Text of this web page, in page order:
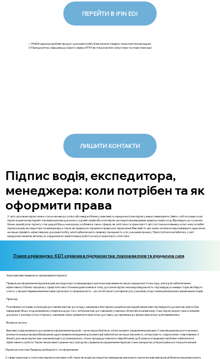
ПЕРЕЙТИ В IFIN EDI
✅ iFinEDI наразі розробляє продукт документообігу Електронної товарно-транспортної накладної.
💡Приєднуйтесь першими до нового сервісу ЕТТН: як тільки ми його запустимо та сповістимо вас!
ЛИШИТИ КОНТАКТИ
Підпис водія, експедитора,
менеджера: коли потрібен та як
оформити права
У світі, де кожен підпис може стати ключем до успіху або невдачі бізнесу, важливість юридичної сили підпису важко переоцінити. Уявіть собі ситуацію, коли
підпис водія на накладній стає вирішальним доказом у судовій справі або коли підпис експедитора відкриває двері до нових угод. Відповідно до сучасних
бізнес-реалій, роль підпису стає дедалі більш значущою, особливо в таких сферах, як логістика та транспорт. У цій статті ми розглянемо, коли і чому потрібні
підписи водія, експедитора та менеджера, а також як правильно оформити права на їх підписання. Важливість цих знань не можна недооцінювати, адже вони
не лише сприяють ефективному документообігу, але й забезпечують правову захищеність усіх учасників процесу. Приготуйтеся заглибитись у світ
юридичних нюансів, які можуть кардинально змінити вашу роботу в галузі транспорту і логістики.
Повне керівництво: КЕП керівника підприємства: повноваження та юридична сила
Чому важливо правильно оформлювати підписи
Правильне оформлення підписів водія, експедитора та менеджера є критично важливим не лише з юридичної точки зору, але й для забезпечення
ефективності бізнес-процесів у сфері логістики. Основна ідея полягає в тому, що кожен підпис несе відповідальність і підтверджує наміри сторін, які беруть
участь у процесі перевезення вантажів. Це не просто формальність – це спосіб захисту інтересів усіх учасників угоди і зменшення ризику виникнення спорів.
Приклад
Розглянемо ситуацію, коли водій доставляє вантаж до складу замовника. Без підпису водія на накладній неможливо підтвердити, що вантаж дійсно був
переданий. Якщо згодом виникне суперечка щодо того, чи був вантаж доставлений у повному обсязі або в належному стані, підпис водія стане основним
доказом. У разі відсутності підпису, замовник може заперечити фактичну доставку, що призведе до фінансових втрат для перевізника.
Вплив на читача
Важливо усвідомлювати, що належне оформлення підписів – це не лише обов’язок, а й інструмент управління ризиками. У повсякденному житті це може
вплинути на ваші професійні рішення, адже правильне ведення документації забезпечує не лише законність, а й прозорість у відносинах з партнерами. У
бізнесі, де кожен підпис має значення, варто дотримуватись чітких процедур і навчати співробітників, щоб уникнути правових проблем і забезпечити
ефективність роботи. Таким чином, інвестування часу і ресурсів у правильне оформлення підписів стане запорукою успішної діяльності вашої компанії.
Підписи в логістиці: Правила, необхідність та оформлення
У сфері транспорту і логістики підписи ключових осіб, таких як водій, експедитор і менеджер, виконують критично важливі функції. Вони не лише виконують